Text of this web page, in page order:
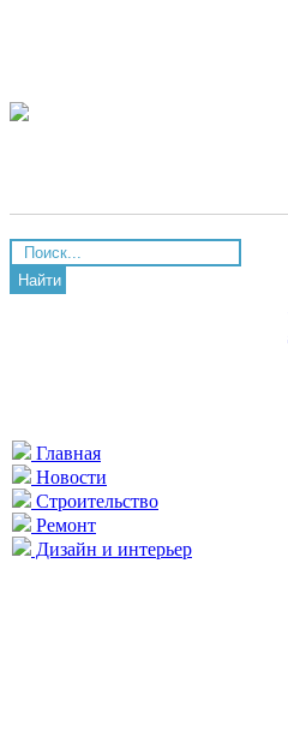
Найти
Главная
Новости
Строительство
Ремонт
Дизайн и интерьер